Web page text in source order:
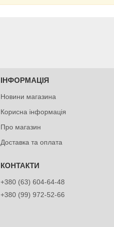
ІНФОРМАЦІЯ
Новини магазина
Корисна інформація
Про магазин
Доставка та оплата
+380 (63) 604-64-48
+380 (99) 972-52-66